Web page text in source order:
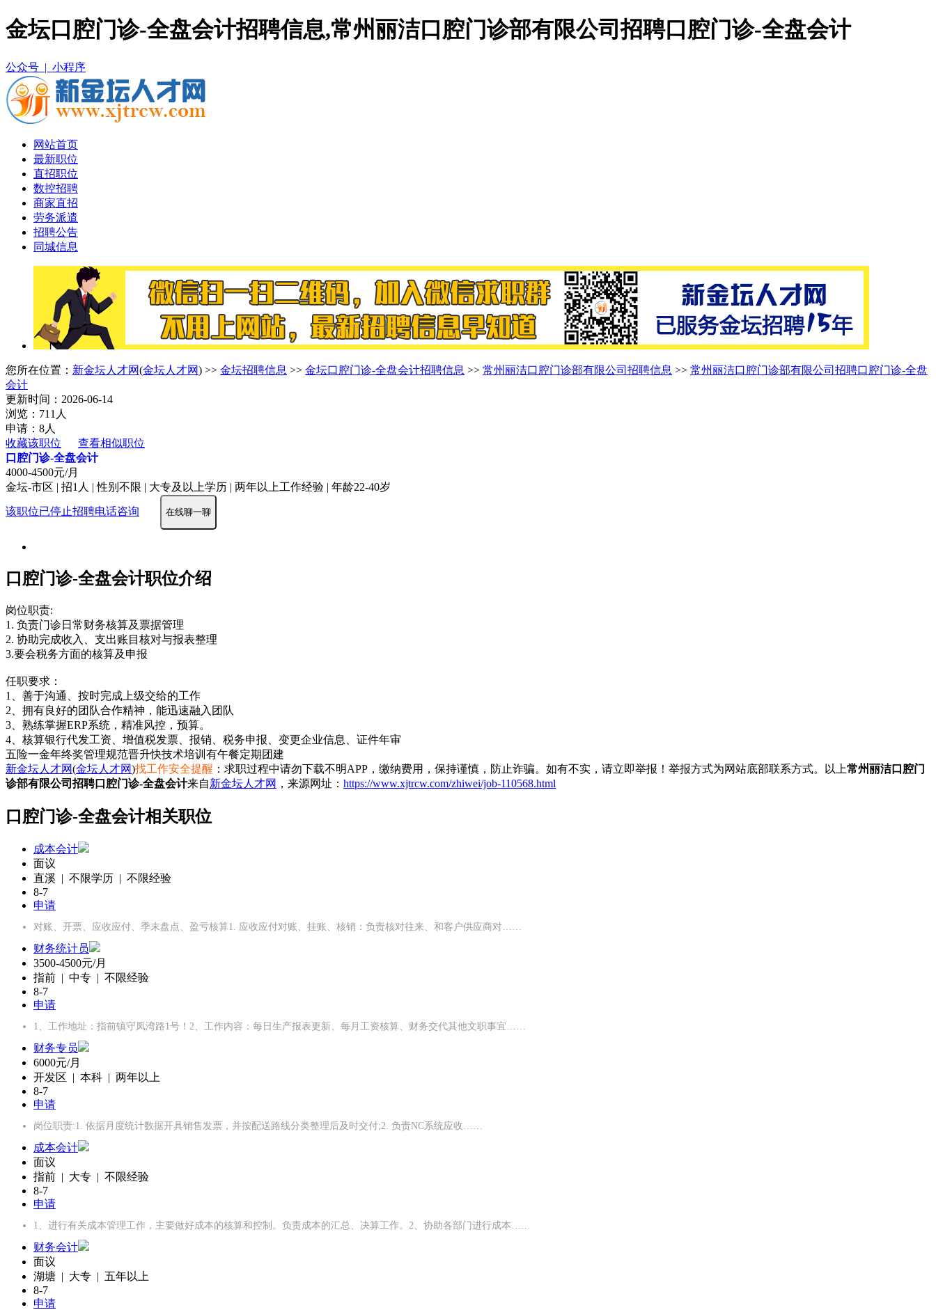
金坛口腔门诊-全盘会计招聘信息,常州丽洁口腔门诊部有限公司招聘口腔门诊-全盘会计
公众号 | 小程序
网站首页
最新职位
直招职位
数控招聘
商家直招
劳务派遣
招聘公告
同城信息
您所在位置： 新金坛人才网(金坛人才网) >> 金坛招聘信息 >> 金坛口腔门诊-全盘会计招聘信息 >> 常州丽洁口腔门诊部有限公司招聘信息 >> 常州丽洁口腔门诊部有限公司招聘口腔门诊-全盘
会计
更新时间：2026-06-14
浏览：711人
申请：8人
收藏该职位
查看相似职位
口腔门诊-全盘会计
4000-4500元/月
金坛-市区 | 招1人 | 性别不限 | 大专及以上学历 | 两年以上工作经验 | 年龄22-40岁
该职位已停止招聘电话咨询 在线聊一聊
口腔门诊-全盘会计职位介绍
岗位职责:
1. 负责门诊日常财务核算及票据管理
2. 协助完成收入、支出账目核对与报表整理
3.要会税务方面的核算及申报
任职要求：
1、善于沟通、按时完成上级交给的工作
2、拥有良好的团队合作精神，能迅速融入团队
3、熟练掌握ERP系统，精准风控，预算。
4、核算银行代发工资、增值税发票、报销、税务申报、变更企业信息、证件年审
五险一金年终奖管理规范晋升快技术培训 有午餐定期团建
新金坛人才网(金坛人才网)找工作安全提醒 ：求职过程中请勿下载不明APP，缴纳费用，保持谨慎，防止诈骗。如有不实，请立即举报！举报方式为网站底部联系方式。以上常州丽洁口腔门
诊部有限公司招聘口腔门诊-全盘会计来自新金坛人才网 ，来源网址： https://www.xjtrcw.com/zhiwei/job-110568.html
口腔门诊-全盘会计相关职位
成本会计
面议
直溪 | 不限学历 | 不限经验
8-7
申请
对账、开票、应收应付、季末盘点、盈亏核算1. 应收应付对账、挂账、核销：负责核对往来、和客户供应商对……
财务统计员
3500-4500元/月
指前 | 中专 | 不限经验
8-7
申请
1、工作地址：指前镇守凤湾路1号！2、工作内容：每日生产报表更新、每月工资核算、财务交代其他文职事宜……
财务专员
6000元/月
开发区 | 本科 | 两年以上
8-7
申请
岗位职责:1. 依据月度统计数据开具销售发票，并按配送路线分类整理后及时交付;2. 负责NC系统应收……
成本会计
面议
指前 | 大专 | 不限经验
8-7
申请
1、进行有关成本管理工作，主要做好成本的核算和控制。负责成本的汇总、决算工作。2、协助各部门进行成本……
财务会计
面议
湖塘 | 大专 | 五年以上
8-7
申请